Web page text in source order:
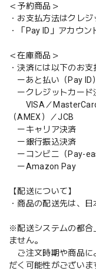
＜予約商品＞
・お支払方法はクレ
・「Pay ID」アカウ
＜在庫商品＞
・決済には以下のお
ーあと払い（Pay ID）
ークレジットカード
VISA／MasterCard
（AMEX）／JCB
ーキャリア決済
ー銀行振込決済
ーコンビニ（Pay-
ーAmazon Pay
【配送について】
・商品の配送先は、
※配送システムの都合
ません。
ご注文時期や商品に
だく可能性がございま